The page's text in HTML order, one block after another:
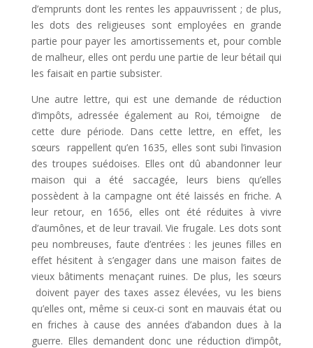
d’emprunts dont les rentes les appauvrissent ; de plus,
les dots des religieuses sont employées en grande
partie pour payer les amortissements et, pour comble
de malheur, elles ont perdu une partie de leur bétail qui
les faisait en partie subsister.
Une autre lettre, qui est une demande de réduction
d’impôts, adressée également au Roi, témoigne de
cette dure période. Dans cette lettre, en effet, les
sœurs rappellent qu’en 1635, elles sont subi l’invasion
des troupes suédoises. Elles ont dû abandonner leur
maison qui a été saccagée, leurs biens qu’elles
possèdent à la campagne ont été laissés en friche. A
leur retour, en 1656, elles ont été réduites à vivre
d’aumônes, et de leur travail. Vie frugale. Les dots sont
peu nombreuses, faute d’entrées : les jeunes filles en
effet hésitent à s’engager dans une maison faites de
vieux bâtiments menaçant ruines. De plus, les sœurs
doivent payer des taxes assez élevées, vu les biens
qu’elles ont, même si ceux-ci sont en mauvais état ou
en friches à cause des années d’abandon dues à la
guerre. Elles demandent donc une réduction d’impôt,